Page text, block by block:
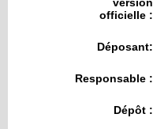
officielle :
Déposant:
Responsable :
Dépôt :